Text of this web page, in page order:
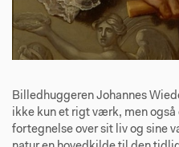
Billedhuggeren Johannes
ikke kun et rigt værk, men
fortegnelse over sit liv og sine